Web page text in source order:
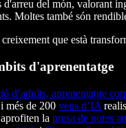
del món, valorant
Moltes també són
que està
d'aprenentatge
d’adults, aprenentatge
i més de 200 veus d’IA
la presa de notes